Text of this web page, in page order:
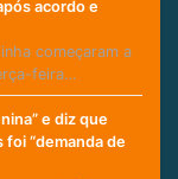
acordo e
começaram a
feira…
e diz que
foi “demanda de